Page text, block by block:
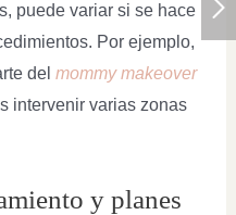
puede variar si se hace
Por ejemplo,
del mommy makeover
intervenir varias zonas
y planes